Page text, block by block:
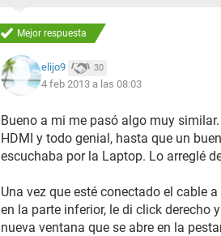
Mejor respuesta
elijo9 30
4 feb 2013 a las 08:03
Bueno a mi me pasó algo muy
HDMI y todo genial, hasta que un
escuchaba por la Laptop. Lo arreglé
Una vez que esté conectado el cable
en la parte inferior, le di click derecho
nueva ventana que se abre en la